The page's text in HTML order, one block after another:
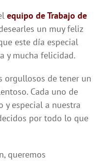
equipo de Trabajo de
un muy feliz
este día especial
y mucha felicidad.
orgullosos de tener un
Cada uno de
y especial a nuestra
por todo lo que
queremos